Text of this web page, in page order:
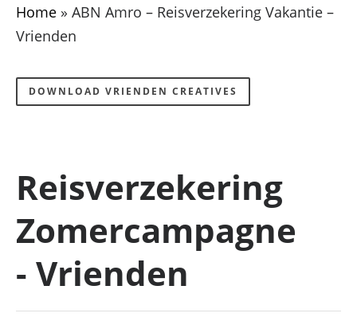
Home» ABN Amro – Reisverzekering Vakantie –
Vrienden
DOWNLOAD VRIENDEN CREATIVES
Reisverzekering
Zomercampagne
- Vrienden